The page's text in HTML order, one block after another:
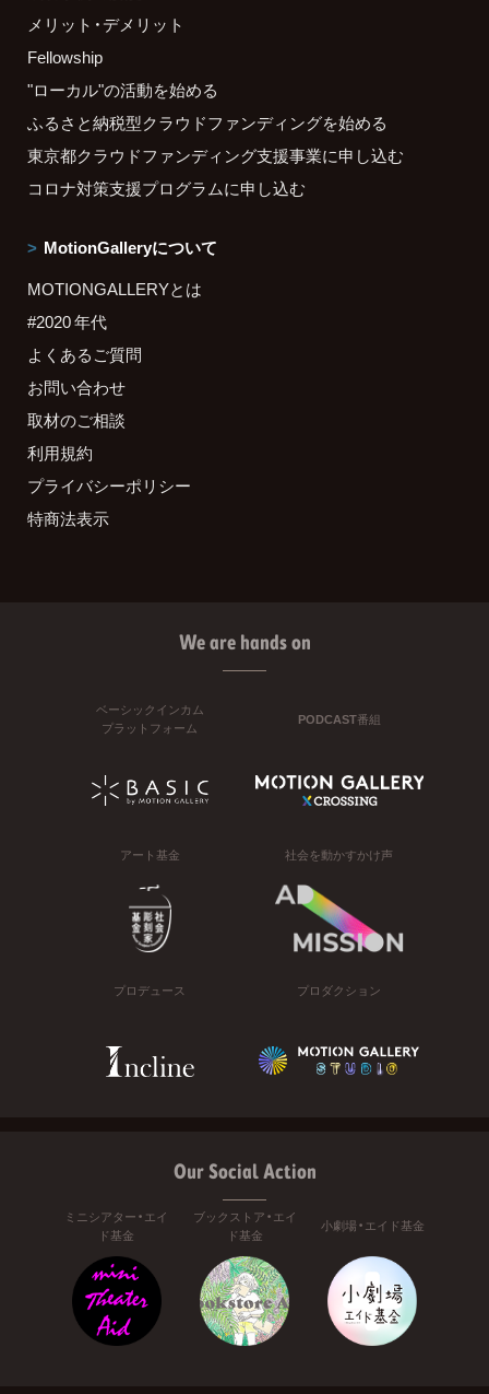
メリット・デメリット
Fellowship
"ローカル"の活動を始める
ふるさと納税型クラウドファンディングを始める
東京都クラウドファンディング支援事業に申し込む
コロナ対策支援プログラムに申し込む
MotionGalleryについて
MOTIONGALLERYとは
#2020 年代
よくあるご質問
お問い合わせ
取材のご相談
利用規約
プライバシーポリシー
特商法表示
We are hands on
ベーシックインカム
プラットフォーム
PODCAST番組
アート基金 社会を動かすかけ声
プロデュース プロダクション
Our Social Action
ミニシアター・エイ
ド基金
ブックストア・エイ
ド基金
小劇場・エイド基金